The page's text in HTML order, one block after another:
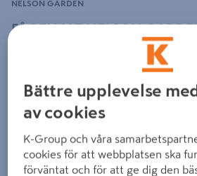
FÅGELMAT NELSON
TALGKORV 350G,
NELSON GARDEN
Detaljerad beskrivning finns i
Bättre upplevelse
av cookies
K-Group och våra
cookies för att webbplatsen ska
förväntat och för att ge dig den